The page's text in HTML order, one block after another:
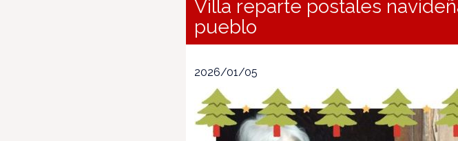
Villa reparte postales
pueblo
2026/01/05